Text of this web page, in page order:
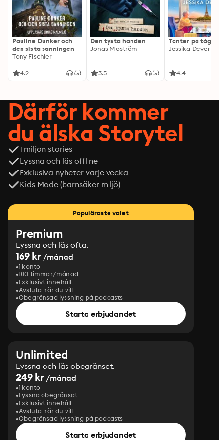
Pauline Dunker och
den sista sanningen
Tony Fischier
4.2
Den tysta handen
Jonas Moström
3.5
Tanter på tåg
Jessika Devert
4.4
Därför kommer
du älska Storytel
1 miljon stories
Lyssna och läs offline
Exklusiva nyheter varje vecka
Kids Mode (barnsäker miljö)
Populäraste valet
Premium
Lyssna och läs ofta.
169 kr /månad
1 konto
100 timmar/månad
Exklusivt innehåll
Avsluta när du vill
Obegränsad lyssning på podcasts
Starta erbjudandet
Unlimited
Lyssna och läs obegränsat.
249 kr /månad
1 konto
Lyssna obegränsat
Exklusivt innehåll
Avsluta när du vill
Obegränsad lyssning på podcasts
Starta erbjudandet